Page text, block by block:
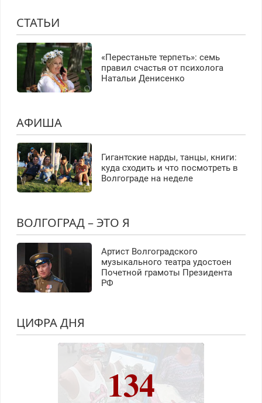
СТАТЬИ
«Перестаньте терпеть»: семь
правил счастья от психолога
Натальи Денисенко
АФИША
Гигантские нарды, танцы, книги:
куда сходить и что посмотреть в
Волгограде на неделе
ВОЛГОГРАД – ЭТО Я
Артист Волгоградского
музыкального театра удостоен
Почетной грамоты Президента
РФ
ЦИФРА ДНЯ
134